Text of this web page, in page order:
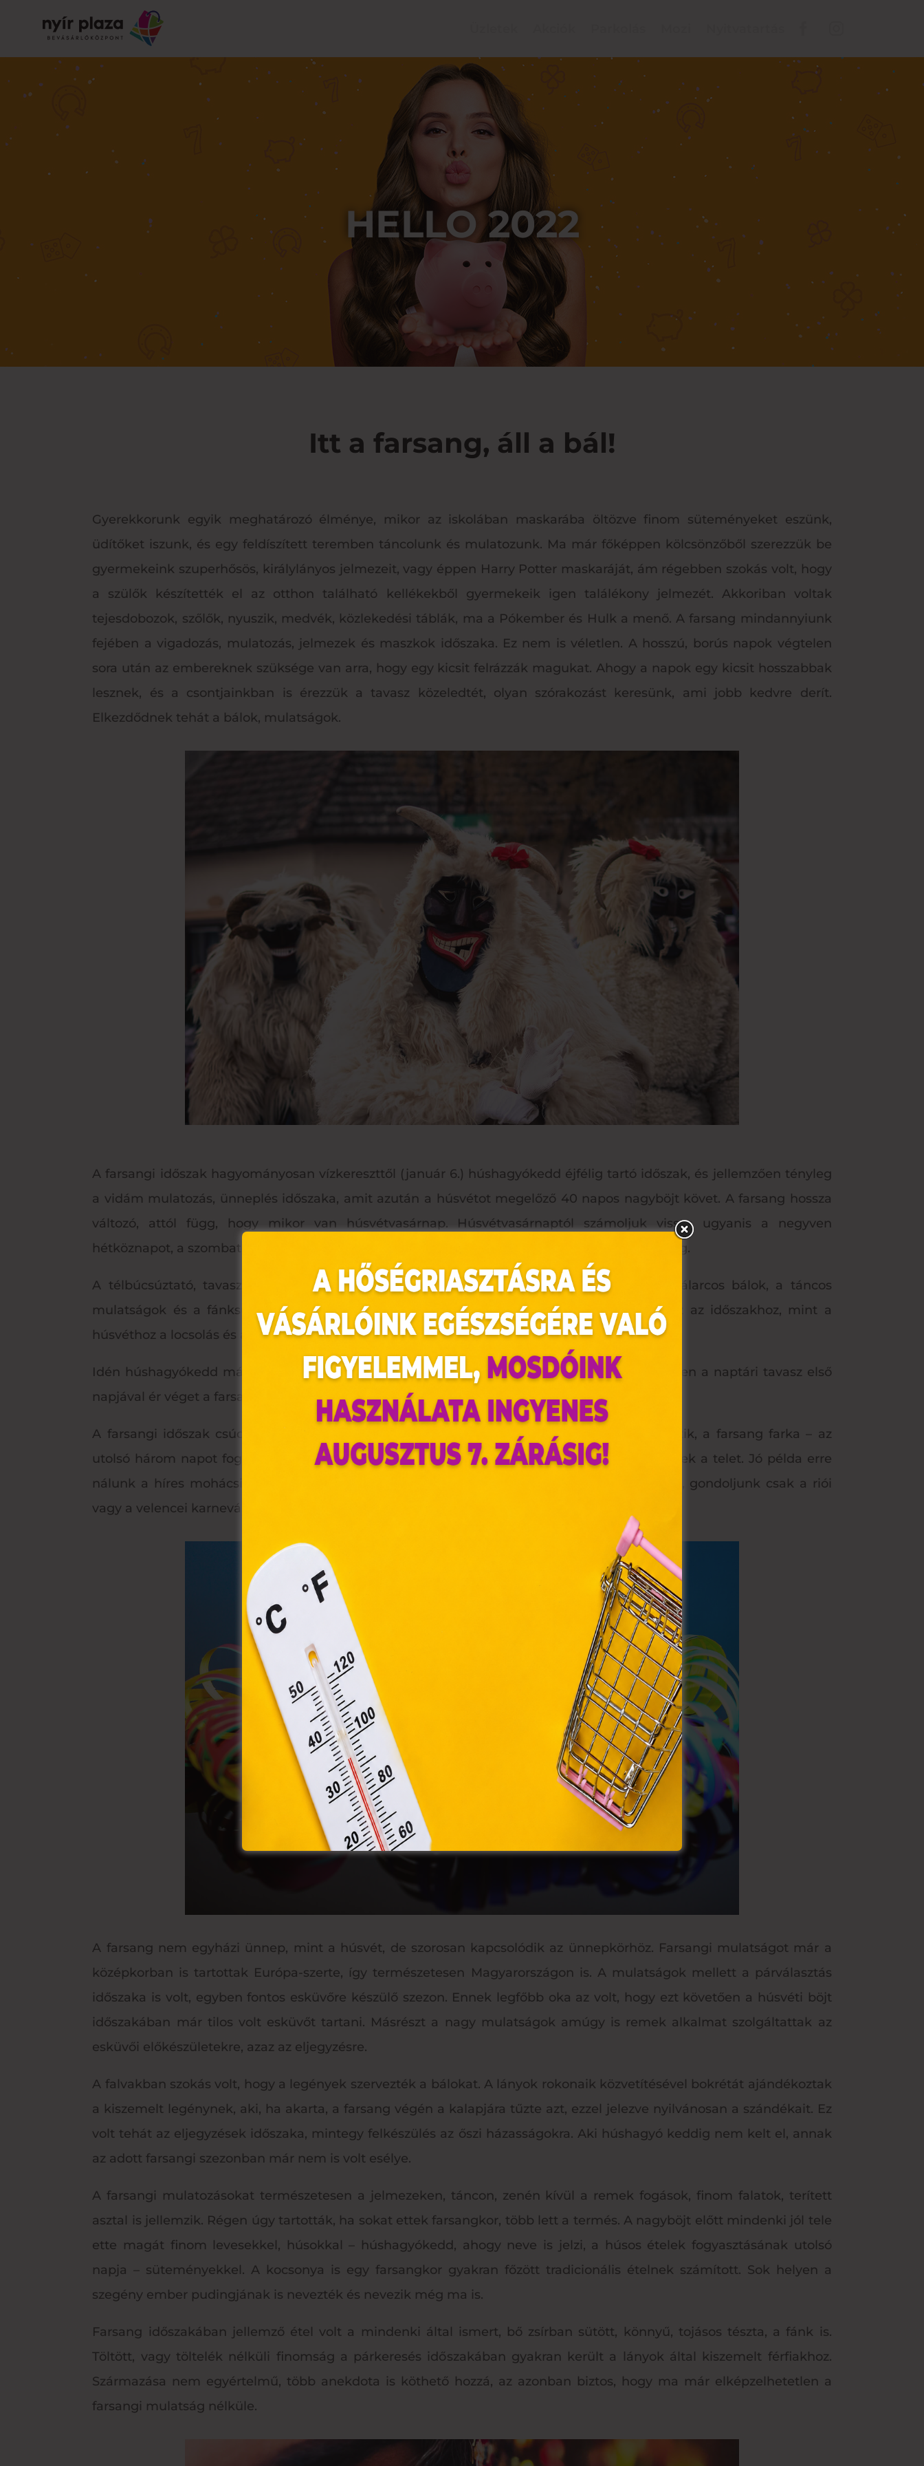
HELLO 2022
Itt a farsang, áll a bál!
Gyerekkorunk egyik meghatározó élménye, mikor az iskolában maskarába öltözve finom süteményeket eszünk,
üdítőket iszunk, és egy feldíszített teremben táncolunk és mulatozunk. Ma már főképpen kölcsönzőből szerezzük be
gyermekeink szuperhősös, királylányos jelmezeit, vagy éppen Harry Potter maskaráját, ám régebben szokás volt, hogy
a szülők készítették el az otthon található kellékekből gyermekeik igen találékony jelmezét. Akkoriban voltak
tejesdobozok, szőlők, nyuszik, medvék, közlekedési táblák, ma a Pókember és Hulk a menő. A farsang mindannyiunk
fejében a vigadozás, mulatozás, jelmezek és maszkok időszaka. Ez nem is véletlen. A hosszú, borús napok végtelen
sora után az embereknek szüksége van arra, hogy egy kicsit felrázzák magukat. Ahogy a napok egy kicsit hosszabbak
lesznek, és a csontjainkban is érezzük a tavasz közeledtét, olyan szórakozást keresünk, ami jobb kedvre derít.
Elkezdődnek tehát a bálok, mulatságok.
A farsangi időszak hagyományosan vízkereszttől (január 6.) húshagyókedd éjfélig tartó időszak, és jellemzően tényleg
a vidám mulatozás, ünneplés időszaka, amit azután a húsvétot megelőző 40 napos nagyböjt követ. A farsang hossza
változó, attól függ, hogy mikor van húsvétvasárnap. Húsvétvasárnaptól számoljuk vissza ugyanis a negyven
hétköznapot, a szombatokkal és vasárnapokkal együtt összesen 46 napot a nagybőjt időszakáig.
A télbúcsúztató, tavaszváró vidám időszak néphagyományokban gazdag, így a jelmezes, álarcos bálok, a táncos
mulatságok és a fánksütés is a mindennapok része. Ezek ugyanúgy hozzátartoznak ehhez az időszakhoz, mint a
húsvéthoz a locsolás és a tojás, vagy a karácsonyhoz a szaloncukor és a karácsonyfa.
Idén húshagyókedd március 1-re esik, így tényleg elmondható, hogy tavaszváró időszak, hiszen a naptári tavasz első
napjával ér véget a farsangi időszak is.
A farsangi időszak csúcspontja a karnevál, vagy ahogyan hagyományosan vidéken emlegetik, a farsang farka – az
utolsó három napot foglalja magában. Ilyenkor nagy vigadalmak közepette űzik el az emberek a telet. Jó példa erre
nálunk a híres mohácsi busójárás, de más országokban karneváli felvonulások is jellemzőek, gondoljunk csak a riói
vagy a velencei karneválra.
A farsang nem egyházi ünnep, mint a húsvét, de szorosan kapcsolódik az ünnepkörhöz. Farsangi mulatságot már a
középkorban is tartottak Európa-szerte, így természetesen Magyarországon is. A mulatságok mellett a párválasztás
időszaka is volt, egyben fontos esküvőre készülő szezon. Ennek legfőbb oka az volt, hogy ezt követően a húsvéti böjt
időszakában már tilos volt esküvőt tartani. Másrészt a nagy mulatságok amúgy is remek alkalmat szolgáltattak az
esküvői előkészületekre, azaz az eljegyzésre.
A falvakban szokás volt, hogy a legények szervezték a bálokat. A lányok rokonaik közvetítésével bokrétát ajándékoztak
a kiszemelt legénynek, aki, ha akarta, a farsang végén a kalapjára tűzte azt, ezzel jelezve nyilvánosan a szándékait. Ez
volt tehát az eljegyzések időszaka, mintegy felkészülés az őszi házasságokra. Aki húshagyó keddig nem kelt el, annak
az adott farsangi szezonban már nem is volt esélye.
A farsangi mulatozásokat természetesen a jelmezeken, táncon, zenén kívül a remek fogások, finom falatok, terített
asztal is jellemzik. Régen úgy tartották, ha sokat ettek farsangkor, több lett a termés. A nagyböjt előtt mindenki jól tele
ette magát finom levesekkel, húsokkal – húshagyókedd, ahogy neve is jelzi, a húsos ételek fogyasztásának utolsó
napja – süteményekkel. A kocsonya is egy farsangkor gyakran főzött tradicionális ételnek számított. Sok helyen a
szegény ember pudingjának is nevezték és nevezik még ma is.
Farsang időszakában jellemző étel volt a mindenki által ismert, bő zsírban sütött, könnyű, tojásos tészta, a fánk is.
Töltött, vagy töltelék nélküli finomság a párkeresés időszakában gyakran került a lányok által kiszemelt férfiakhoz.
Származása nem egyértelmű, több anekdota is köthető hozzá, az azonban biztos, hogy ma már elképzelhetetlen a
farsangi mulatság nélküle.
Ez az oldal sütiket használ
Weboldalunkon „cookie"-kat (továbbiakban „süti") alkalmazunk. Ezek olyan
fájlok, melyek információt tárolnak webes böngészőjében. Ehhez az Ön
elektronikus kereskedelmi szolgáltatások, az információs társadalommal
összefüggő szolgáltatások egyes kérdéseiről szóló 2001. évi CVIII.
törvény, valamint az Európai Unió előírásainak megfelelően használjuk. Azon
weblapoknak, melyek az Európai Unió országain belül működnek, a „sütik"
használatához, és ezeknek a felhasználó számítógépén vagy egyéb
eszközén történő tárolásához a felhasználók hozzájárulását kell kérniük.
Módosítom a beállításokat